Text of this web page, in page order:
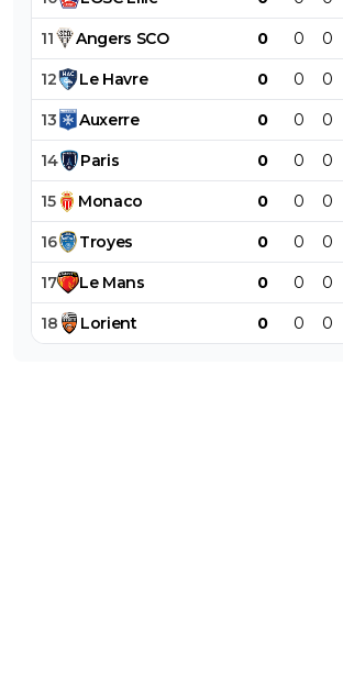
11 Angers SCO 0 0 0
12 Le Havre 0 0 0
13 Auxerre 0 0 0
14 Paris 0 0 0
15 Monaco 0 0 0
16 Troyes 0 0 0
17 Le Mans 0 0 0
18 Lorient 0 0 0